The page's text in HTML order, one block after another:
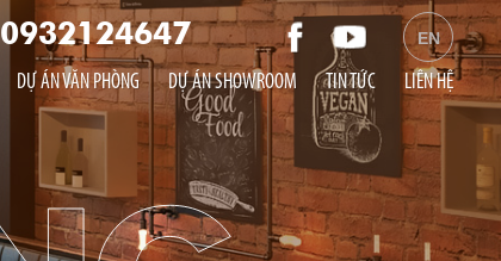
0932124647 EN
DỰ ÁN VĂN PHÒNG DỰ ÁN SHOWROOM TIN TỨC LIÊN HỆ